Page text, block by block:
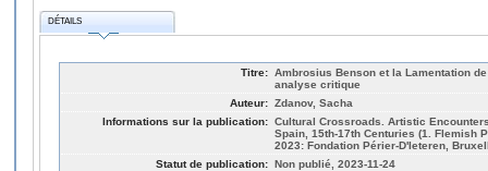
DÉTAILS
Titre: Ambrosius Benson et la Lamentation
analyse critique
Auteur: Zdanov, Sacha
Informations sur la publication: Cultural Crossroads. Artistic
Spain, 15th-17th Centuries (1. Flemish
2023: Fondation Périer-D'Ieteren,
Statut de publication: Non publié, 2023-11-24